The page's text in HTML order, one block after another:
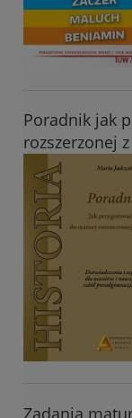
Poradnik jak
rozszerzonej
Zadania